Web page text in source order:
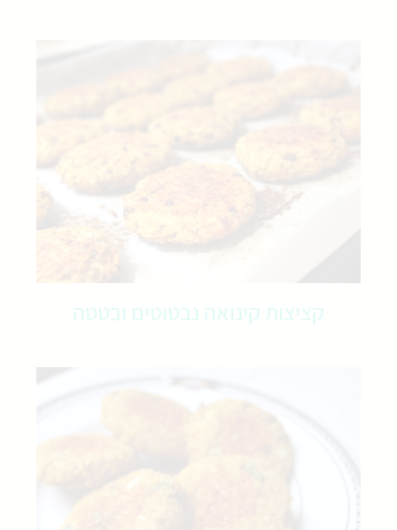
קציצות קינואה נבטוטים ובטטה